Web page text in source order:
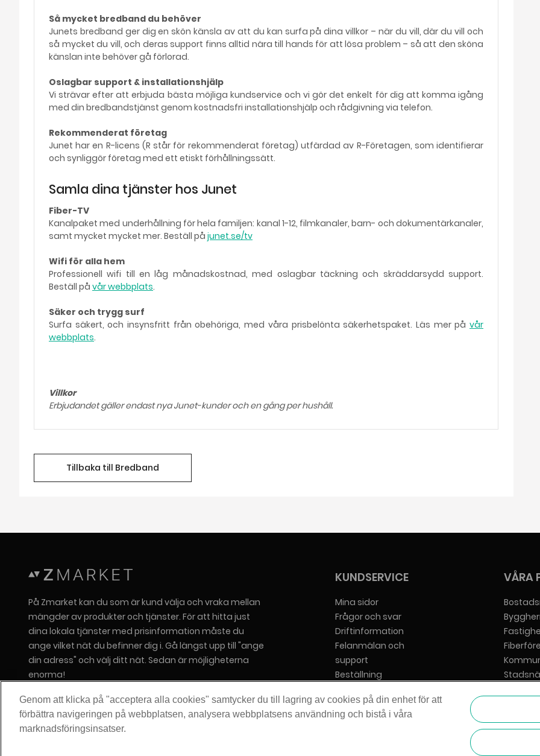
Så mycket bredband du behöver
Junets bredband ger dig en skön känsla av att du kan surfa på dina villkor – när du vill, där du vill och
så mycket du vill, och deras support finns alltid nära till hands för att lösa problem – så att den sköna
känslan inte behöver gå förlorad.
Oslagbar support & installationshjälp
Vi strävar efter att erbjuda bästa möjliga kundservice och vi gör det enkelt för dig att komma igång
med din bredbandstjänst genom kostnadsfri installationshjälp och rådgivning via telefon.
Rekommenderat företag
Junet har en R-licens (R står för rekommenderat företag) utfärdad av R-Företagen, som identifierar
och synliggör företag med ett etiskt förhållningssätt.
Samla dina tjänster hos Junet
Fiber-TV
Kanalpaket med underhållning för hela familjen: kanal 1-12, filmkanaler, barn- och dokumentärkanaler,
samt mycket mycket mer. Beställ på junet.se/tv
Wifi för alla hem
Professionell wifi till en låg månadskostnad, med oslagbar täckning och skräddarsydd support.
Beställ på vår webbplats.
Säker och trygg surf
Surfa säkert, och insynsfritt från obehöriga, med våra prisbelönta säkerhetspaket. Läs mer på vår
webbplats.
Villkor
Erbjudandet gäller endast nya Junet-kunder och en gång per hushåll.
Tillbaka till Bredband
På Zmarket kan du som är kund välja och vraka mellan
mängder av produkter och tjänster. För att hitta just
dina lokala tjänster med prisinformation måste du
ange vilket nät du befinner dig i. Gå längst upp till "ange
din adress" och välj ditt nät. Sedan är möjligheterna
enorma!
Om Zitius
Press
KUNDSERVICE
Mina sidor
Frågor och svar
Driftinformation
Felanmälan och
support
Beställning
Bredbandsrådgivaren
Vår cookiepolicy
VÅRA
Genom att klicka på "acceptera alla cookies" samtycker du till lagring av cookies på din enhet för att
förbättra navigeringen på webbplatsen, analysera webbplatsens användning och bistå i våra
marknadsföringsinsatser.